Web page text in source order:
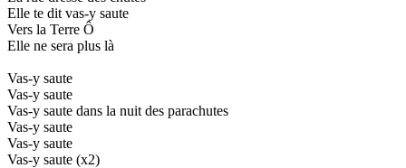
Elle te dit vas-y saute
Vers la Terre Ô
Elle ne sera plus là
Vas-y saute
Vas-y saute
Vas-y saute dans la nuit des parachutes
Vas-y saute
Vas-y saute
Vas-y saute (x2)